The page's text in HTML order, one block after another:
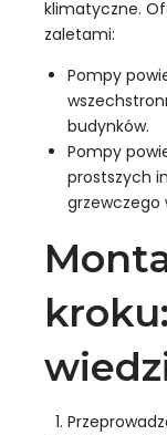
klimatyczne.
zaletami:
Pompy
budynków.
Pompy
prostszych
grzewczego